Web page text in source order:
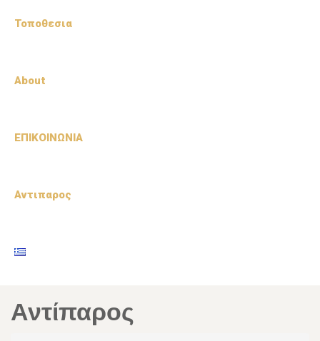
Τοποθεσια
About
ΕΠΙΚΟΙΝΩΝΙΑ
Αντιπαρος
Αντίπαρος